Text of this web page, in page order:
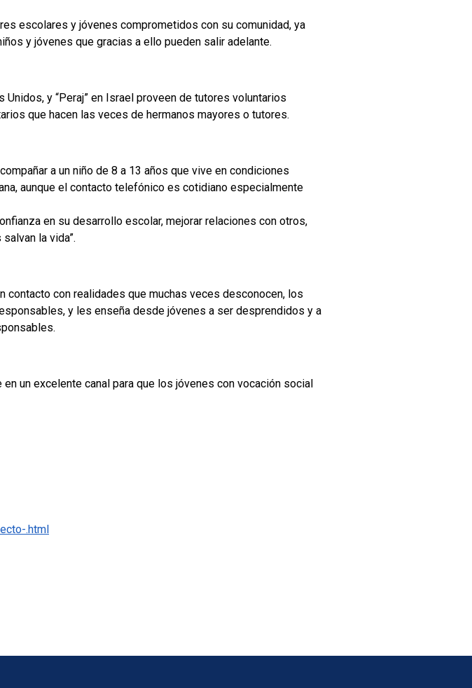
escolares y jóvenes comprometidos con su comunidad, ya
y jóvenes que gracias a ello pueden salir adelante.
y “Peraj” en Israel proveen de tutores voluntarios
que hacen las veces de hermanos mayores o tutores.
a un niño de 8 a 13 años que vive en condiciones
aunque el contacto telefónico es cotidiano especialmente
en su desarrollo escolar, mejorar relaciones con otros,
la vida”.
contacto con realidades que muchas veces desconocen, los
y les enseña desde jóvenes a ser desprendidos y a
un excelente canal para que los jóvenes con vocación social
.html